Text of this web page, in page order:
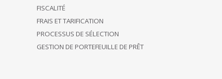
FISCALITÉ
FRAIS ET TARIFICATION
PROCESSUS DE SÉLECTION
GESTION DE PORTEFEUILLE DE PRÊT